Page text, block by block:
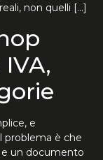
non quelli […]
e
problema è che
e un documento